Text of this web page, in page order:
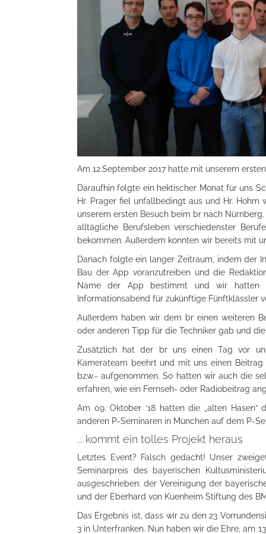
Am 12.September 2017 hatte mit unserem
Daraufhin folgte ein hektischer Monat für uns
Hr. Prager fiel unfallbedingt aus und Hr. Hohm
unserem ersten Besuch beim br nach
alltägliche Berufsleben verschiedenster
bekommen. Außerdem konnten wir bereits mit
Danach folgte ein langer Zeitraum, indem der
Bau der App voranzutreiben und die
Name der App bestimmt und wir hatten
Informationsabend für zukünftige Fünftklässler
Außerdem haben wir dem br einen weiteren
oder anderen Tipp für die Techniker gab und
Zusätzlich hat der br uns einen Tag vor
Kamerateam beehrt und mit uns einen
bzw.- aufgenommen. So hatten wir auch die
erfahren, wie ein Fernseh- oder Radiobeitrag
Am 09. Oktober ‘18 hatten die „alten
anderen P-Seminaren in München auf dem P-
... kommt ein tolles Projekt heraus
Letztes Event? Falsch gedacht! Unser
Seminarpreis des bayerischen
ausgeschrieben: der Vereinigung der
und der Eberhard von Kuenheim Stiftung des
Das Ergebnis ist, dass wir zu den 23
3 in Unterfranken. Nun haben wir die Ehre, am